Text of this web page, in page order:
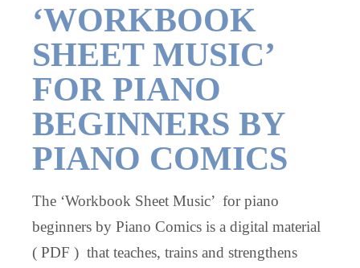
‘WORKBOOK
SHEET MUSIC’
FOR PIANO
BEGINNERS BY
PIANO COMICS
The ‘Workbook Sheet Music’ for piano
beginners by Piano Comics is a digital material
( PDF ) that teaches, trains and strengthens